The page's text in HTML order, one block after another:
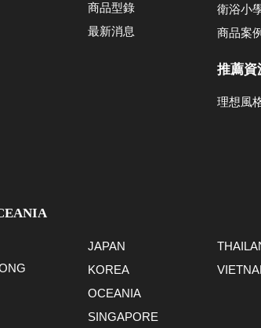
商品型錄
最新消息
衛浴小
商品案
推薦資
理想風
JAPAN
KOREA
OCEANIA
SINGAPORE